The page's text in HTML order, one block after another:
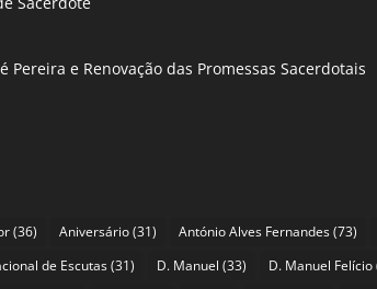
Pereira e Renovação das Promessas Sacerdotais
(36) Aniversário(31) António Alves Fernandes(73)
de Escutas(31) D. Manuel (33) D. Manuel Felício